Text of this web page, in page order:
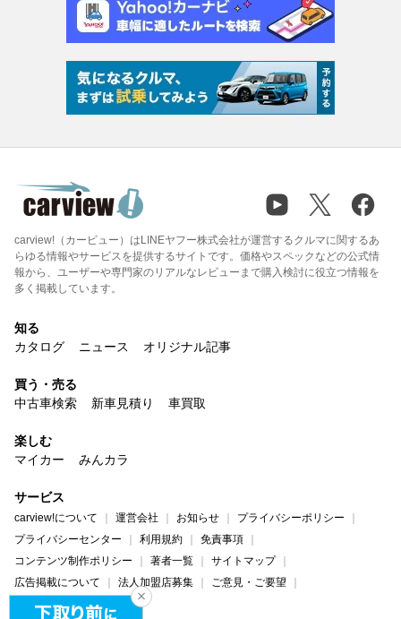
carview!（カービュー）はLINEヤフー株式会社が運営するクルマに関するあ
らゆる情報やサービスを提供するサイトです。価格やスペックなどの公式情
報から、ユーザーや専門家のリアルなレビューまで購入検討に役立つ情報を
多く掲載しています。
知る
カタログ
ニュース オリジナル記事
買う・売る
中古車検索
新車見積り 車買取
楽しむ
マイカー
みんカラ
サービス
carview!について 運営会社 お知らせ
プライバシーポリシー
プライバシーセンター
利用規約
免責事項
コンテンツ制作ポリシー
著者一覧
サイトマップ
広告掲載について
法人加盟店募集
ご意見・ご要望
ヘルプ・お問い合わせ